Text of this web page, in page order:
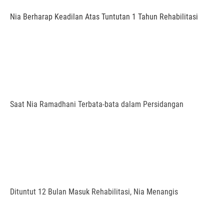
Nia Berharap Keadilan Atas Tuntutan 1 Tahun Rehabilitasi
Saat Nia Ramadhani Terbata-bata dalam Persidangan
Dituntut 12 Bulan Masuk Rehabilitasi, Nia Menangis